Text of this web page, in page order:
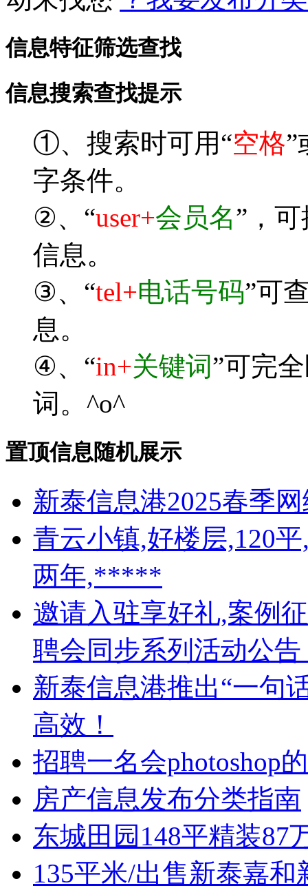
信息特征筛选查找
信息搜索查找提示
①、搜索时可用“空格”
字条件。
②、“user+会员名”，
信息。
③、“tel+电话号码”可
息。
④、“in+关键词”可完
词。^o^
置顶信息随机展示
新泰信息港2025春季
青云小镇,好楼层,120
两年,*****
邀请入驻享好礼,案例
聘会同步系列活动公
新泰信息港推出“一句
高效！
招聘一名会photoshop
房产信息发布分类指南
东城田园148平精装87
135平米/出售新泰嘉